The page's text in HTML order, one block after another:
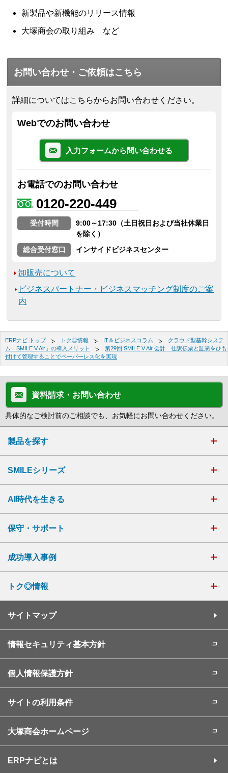
新製品や新機能のリリース情報
大塚商会の取り組み など
お問い合わせ・ご依頼はこちら
詳細についてはこちらからお問い合わせください。
Webでのお問い合わせ
入力フォームから問い合わせる
お電話でのお問い合わせ
0120-220-449
受付時間
9:00～17:30（土日祝日および当社休業日
を除く）
総合受付窓口
インサイドビジネスセンター
卸販売について
ビジネスパートナー・ビジネスマッチング制度のご案
内
ERPナビ トップ トク◎情報 IT＆ビジネスコラム
クラウド型基幹システ
ム「SMILE V Air」の導入メリット
第29回 SMILE V Air 会計 仕訳伝票と証憑をひも
付けて管理することでペーパーレス化を実現
資料請求・お問い合わせ
具体的なご検討前のご相談でも、お気軽にお問い合わせください。
製品を探す
SMILEシリーズ
AI時代を生きる
保守・サポート
成功導入事例
トク◎情報
サイトマップ
情報セキュリティ基本方針
個人情報保護方針
サイトの利用条件
大塚商会ホームページ
ERPナビとは